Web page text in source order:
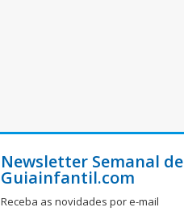
Newsletter Semanal de
Guiainfantil.com
Receba as novidades por e-mail